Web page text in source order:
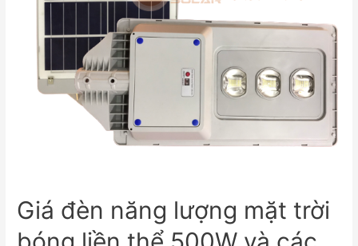
Giá đèn năng lượng mặt trời